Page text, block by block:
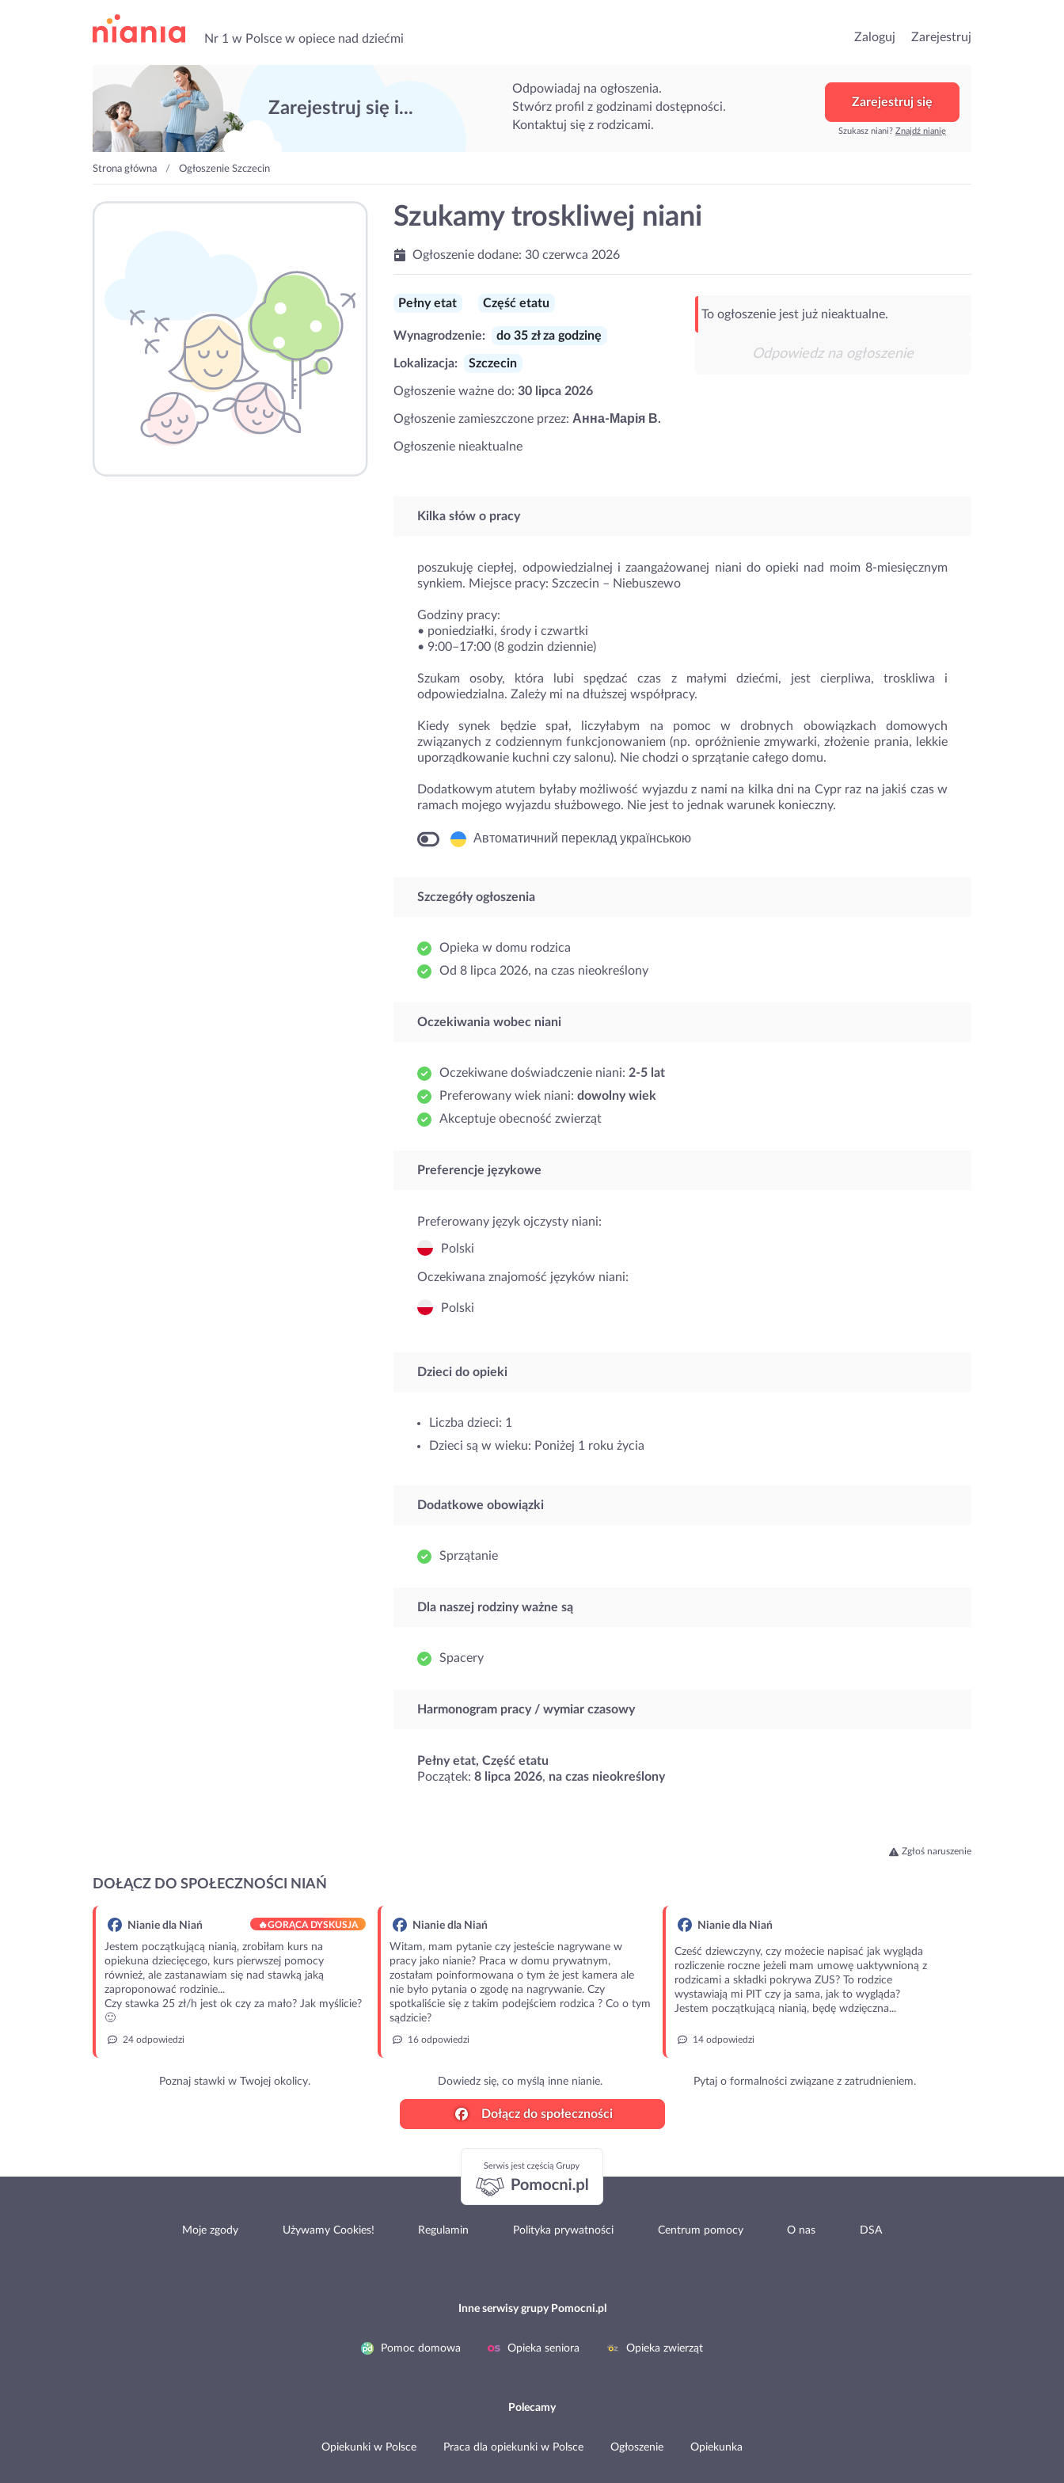
Nr 1 w Polsce w opiece nad dziećmi Zaloguj Zarejestruj
Zarejestruj się i...
Odpowiadaj na ogłoszenia.
Stwórz profil z godzinami dostępności.
Kontaktuj się z rodzicami.
Zarejestruj się
Szukasz niani? Znajdź nianię
Strona główna Ogłoszenie Szczecin
Szukamy troskliwej niani
Ogłoszenie dodane: 30 czerwca 2026
Pełny etat Część etatu
Wynagrodzenie: do 35 zł za godzinę
Lokalizacja: Szczecin
Ogłoszenie ważne do: 30 lipca 2026
Ogłoszenie zamieszczone przez: Анна-Марія В.
Ogłoszenie nieaktualne
To ogłoszenie jest już nieaktualne.
Odpowiedz na ogłoszenie
Kilka słów o pracy
poszukuję ciepłej, odpowiedzialnej i zaangażowanej niani do opieki nad moim 8-miesięcznym
synkiem. Miejsce pracy: Szczecin – Niebuszewo
Godziny pracy:
• poniedziałki, środy i czwartki
• 9:00–17:00 (8 godzin dziennie)
Szukam osoby, która lubi spędzać czas z małymi dziećmi, jest cierpliwa, troskliwa i
odpowiedzialna. Zależy mi na dłuższej współpracy.
Kiedy synek będzie spał, liczyłabym na pomoc w drobnych obowiązkach domowych
związanych z codziennym funkcjonowaniem (np. opróżnienie zmywarki, złożenie prania, lekkie
uporządkowanie kuchni czy salonu). Nie chodzi o sprzątanie całego domu.
Dodatkowym atutem byłaby możliwość wyjazdu z nami na kilka dni na Cypr raz na jakiś czas w
ramach mojego wyjazdu służbowego. Nie jest to jednak warunek konieczny.
Автоматичний переклад українською
Szczegóły ogłoszenia
Opieka w domu rodzica
Od 8 lipca 2026, na czas nieokreślony
Oczekiwania wobec niani
Oczekiwane doświadczenie niani: 2-5 lat
Preferowany wiek niani: dowolny wiek
Akceptuje obecność zwierząt
Preferencje językowe
Preferowany język ojczysty niani:
Polski
Oczekiwana znajomość języków niani:
Polski
Dzieci do opieki
Liczba dzieci: 1
Dzieci są w wieku: Poniżej 1 roku życia
Dodatkowe obowiązki
Sprzątanie
Dla naszej rodziny ważne są
Spacery
Harmonogram pracy / wymiar czasowy
Pełny etat, Część etatu
Początek: 8 lipca 2026, na czas nieokreślony
Zgłoś naruszenie
DOŁĄCZ DO SPOŁECZNOŚCI NIAŃ
Nianie dla Niań 🔥GORĄCA DYSKUSJA
Jestem początkującą nianią, zrobiłam kurs na
opiekuna dziecięcego, kurs pierwszej pomocy
również, ale zastanawiam się nad stawką jaką
zaproponować rodzinie...
Czy stawka 25 zł/h jest ok czy za mało? Jak myślicie?
🙂
24 odpowiedzi
Poznaj stawki w Twojej okolicy.
Nianie dla Niań
Witam, mam pytanie czy jesteście nagrywane w
pracy jako nianie? Praca w domu prywatnym,
zostałam poinformowana o tym że jest kamera ale
nie było pytania o zgodę na nagrywanie. Czy
spotkaliście się z takim podejściem rodzica ? Co o tym
sądzicie?
16 odpowiedzi
Dowiedz się, co myślą inne nianie.
Nianie dla Niań
Cześć dziewczyny, czy możecie napisać jak wygląda
rozliczenie roczne jeżeli mam umowę uaktywnioną z
rodzicami a składki pokrywa ZUS? To rodzice
wystawiają mi PIT czy ja sama, jak to wygląda?
Jestem początkującą nianią, będę wdzięczna...
14 odpowiedzi
Pytaj o formalności związane z zatrudnieniem.
Dołącz do społeczności
Moje zgody Używamy Cookies! Regulamin Polityka prywatności Centrum pomocy O nas DSA
Inne serwisy grupy Pomocni.pl
Pomoc domowa Opieka seniora Opieka zwierząt
Polecamy
Opiekunki w Polsce Praca dla opiekunki w Polsce Ogłoszenie Opiekunka